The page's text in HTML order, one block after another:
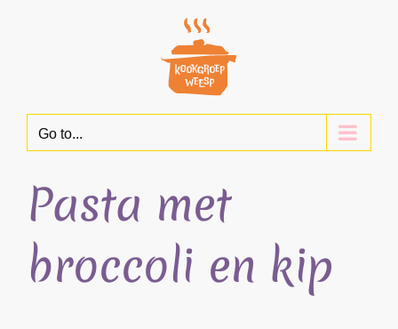
Go to...
Pasta met
broccoli en kip